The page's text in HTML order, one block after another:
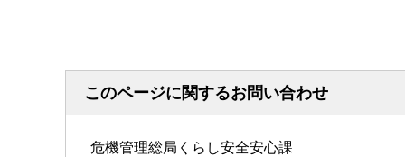
このページに関するお問い合わせ
危機管理総局くらし安全安心課